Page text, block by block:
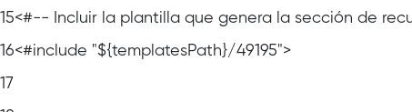
15<#-- Incluir la plantilla que genera la sección de
16<#include "${templatesPath}/49195">
17